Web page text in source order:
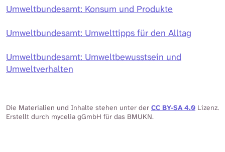
Umweltbundesamt: Konsum und Produkte
Umweltbundesamt: Umwelttipps für den Alltag
Umweltbundesamt: Umweltbewusstsein und
Umweltverhalten
Die Materialien und Inhalte stehen unter der CC BY-SA 4.0 Lizenz.
Erstellt durch mycelia gGmbH für das BMUKN.